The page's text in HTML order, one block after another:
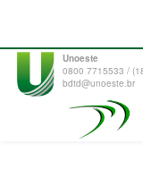
Unoeste
0800 7715533 /
bdtd@unoeste.br